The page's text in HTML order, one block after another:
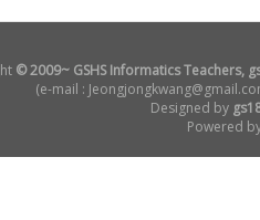
© 2009~ GSHS Informatics Teachers,
(e-mail :
Designed by
Powered